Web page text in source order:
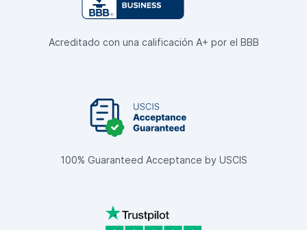
Acreditado con una calificación A+ por el BBB
100% Guaranteed Acceptance by USCIS